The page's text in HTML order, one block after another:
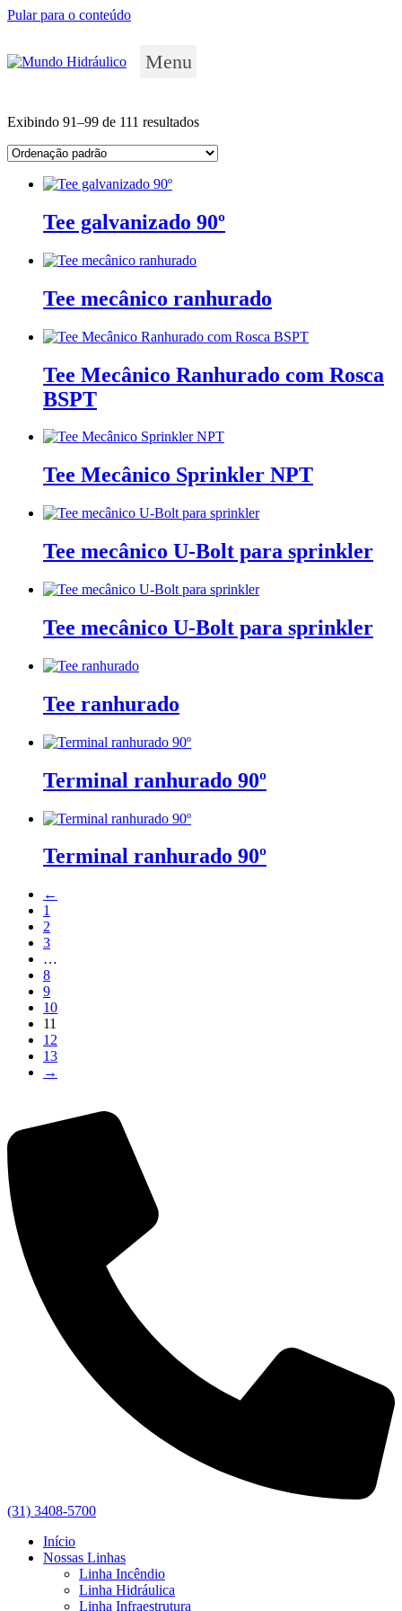
Pular para o conteúdo
Menu
Exibindo 91–99 de 111 resultados
Tee galvanizado 90º
Tee mecânico ranhurado
Tee Mecânico Ranhurado com Rosca
BSPT
Tee Mecânico Sprinkler NPT
Tee mecânico U-Bolt para sprinkler
Tee mecânico U-Bolt para sprinkler
Tee ranhurado
Terminal ranhurado 90º
Terminal ranhurado 90º
←
1
2
3
…
8
9
10
11
12
13
→
(31) 3408-5700
Início
Nossas Linhas
Linha Incêndio
Linha Hidráulica
Linha Infraestrutura